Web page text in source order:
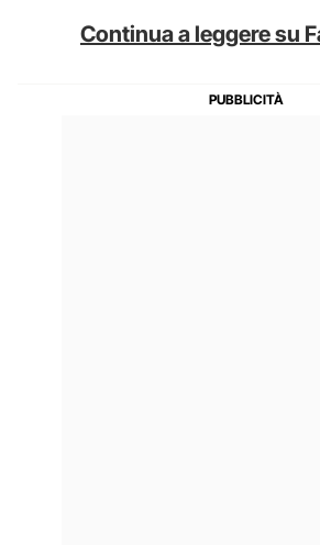
Continua a leggere su